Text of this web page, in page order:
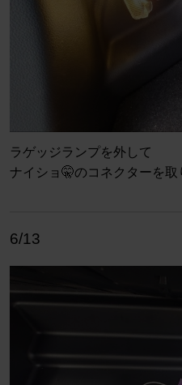
ラゲッジランプを外して
ナイショ🤫のコネクターを取
6/13